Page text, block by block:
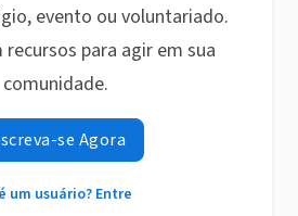
evento ou voluntariado.
para agir em sua
comunidade.
se Agora
um usuário? Entre